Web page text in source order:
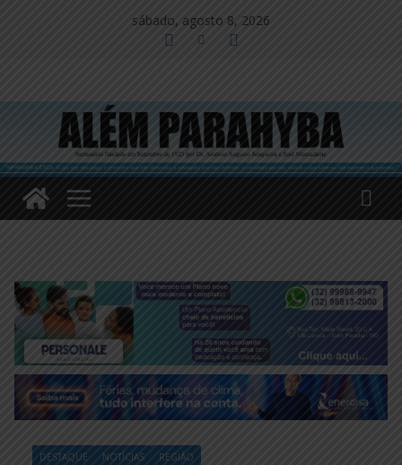
sábado, agosto 8, 2026
DESTAQUE NOTÍCIAS REGIÃO